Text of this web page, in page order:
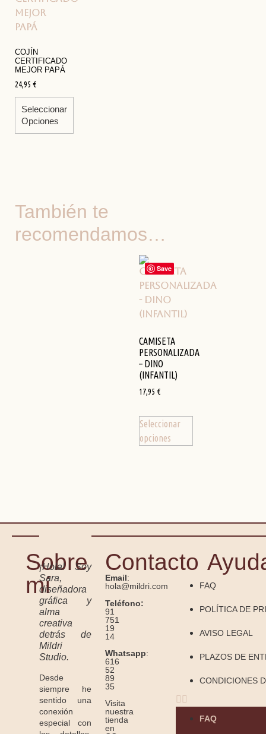
COJÍN
CERTIFICADO
MEJOR PAPÁ
24,95 €
Seleccionar
Opciones
También te
recomendamos…
Save
CAMISETA
PERSONALIZADA
– DINO
(INFANTIL)
17,95 €
Seleccionar
opciones
Sobre
mí
¡Hola! Soy
Sara,
diseñadora
gráfica y
alma
creativa
detrás de
Mildri
Studio.
Desde
siempre he
sentido una
conexión
especial con
Contacto
Email:
hola@mildri.com
Teléfono:
91
751
19
14
Whatsapp:
616
52
89
35
Visita
nuestra
tienda
en
FAQ
POLÍTICA DE
AVISO LEGAL
PLAZOS DE
CONDICIONES
FAQ